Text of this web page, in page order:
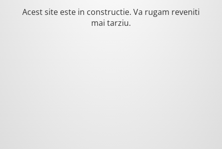
Acest site este in constructie. Va rugam reveniti
mai tarziu.